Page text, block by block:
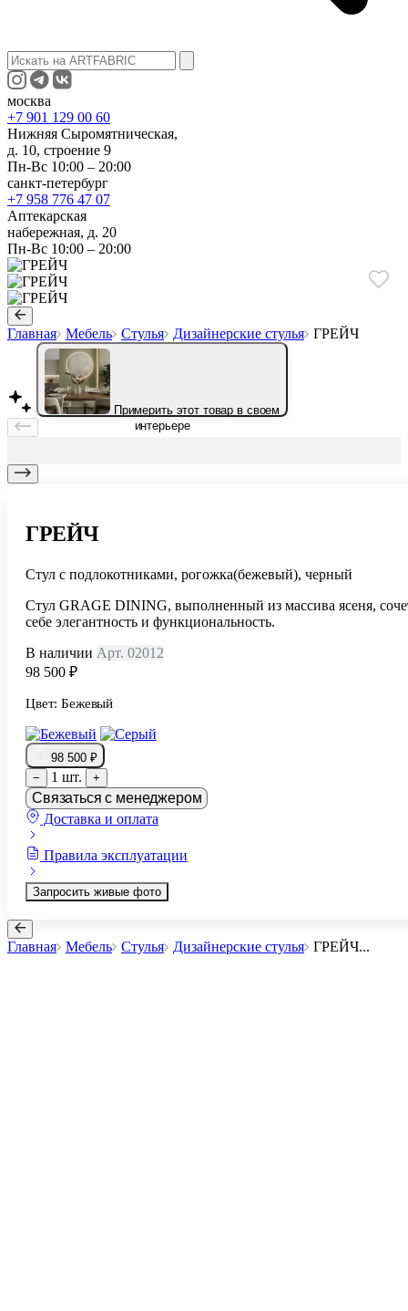
москва
+7 901 129 00 60
Нижняя Сыромятническая,
д. 10, строение 9
Пн-Вс 10:00 – 20:00
санкт-петербург
+7 958 776 47 07
Аптекарская
набережная, д. 20
Пн-Вс 10:00 – 20:00
Главная Мебель Стулья Дизайнерские стулья ГРЕЙЧ
Примерить этот товар в своем
интерьере
ГРЕЙЧ
Стул с подлокотниками, рогожка(бежевый), черный
Cтул GRAGE DINING, выполненный из массива ясеня,
себе элегантность и функциональность.
В наличии Арт. 02012
98 500 ₽
Цвет: Бежевый
98 500 ₽
−
1 шт. +
Связаться с менеджером
Доставка и оплата
Правила эксплуатации
Запросить живые фото
Главная Мебель Стулья Дизайнерские стулья ГРЕЙЧ...